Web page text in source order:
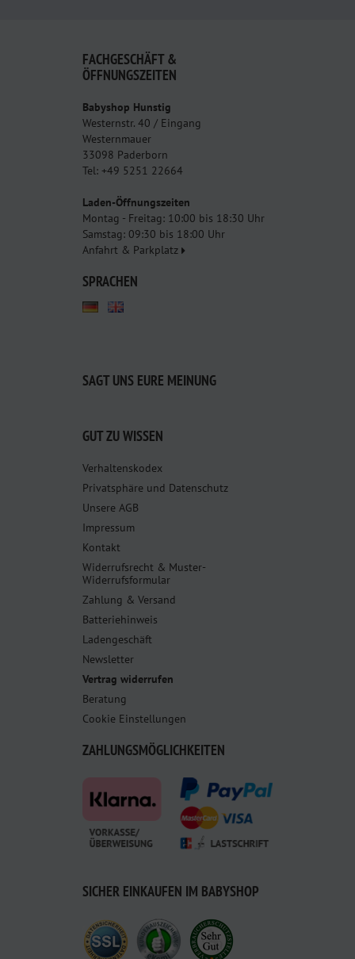
FACHGESCHÄFT &
ÖFFNUNGSZEITEN
Babyshop Hunstig
Westernstr. 40 / Eingang
Westernmauer
33098 Paderborn
Tel: +49 5251 22664
Laden-Öffnungszeiten
Montag - Freitag: 10:00 bis 18:30 Uhr
Samstag: 09:30 bis 18:00 Uhr
Anfahrt & Parkplatz
SPRACHEN
SAGT UNS EURE MEINUNG
GUT ZU WISSEN
Verhaltenskodex
Privatsphäre und Datenschutz
Unsere AGB
Impressum
Kontakt
Widerrufsrecht & Muster-
Widerrufsformular
Zahlung & Versand
Batteriehinweis
Ladengeschäft
Newsletter
Vertrag widerrufen
Beratung
Cookie Einstellungen
ZAHLUNGSMÖGLICHKEITEN
SICHER EINKAUFEN IM BABYSHOP